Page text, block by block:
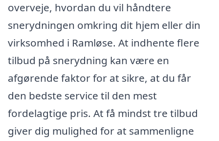
overveje, hvordan du vil håndtere
snerydningen omkring dit hjem eller din
virksomhed i Ramløse. At indhente flere
tilbud på snerydning kan være en
afgørende faktor for at sikre, at du får
den bedste service til den mest
fordelagtige pris. At få mindst tre tilbud
giver dig mulighed for at sammenligne